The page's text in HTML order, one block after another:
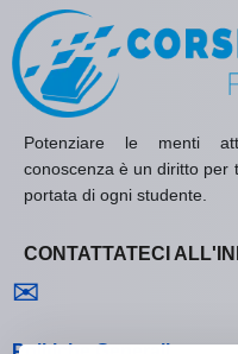
Potenziare le menti
conoscenza è un diritto per
portata di ogni studente.
CONTATTATECI
✉